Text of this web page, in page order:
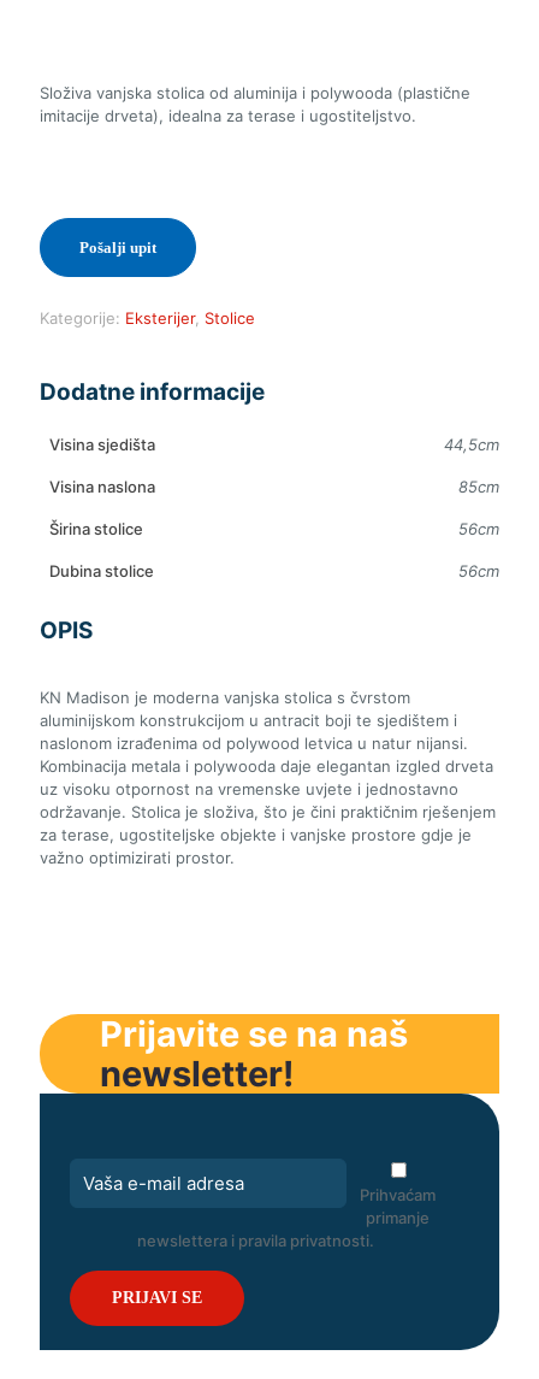
Složiva vanjska stolica od aluminija i polywooda (plastične
imitacije drveta), idealna za terase i ugostiteljstvo.
Pošalji upit
Kategorije: Eksterijer, Stolice
Dodatne informacije
Visina sjedišta 44,5cm
Visina naslona 85cm
Širina stolice 56cm
Dubina stolice 56cm
OPIS
KN Madison je moderna vanjska stolica s čvrstom
aluminijskom konstrukcijom u antracit boji te sjedištem i
naslonom izrađenima od polywood letvica u natur nijansi.
Kombinacija metala i polywooda daje elegantan izgled drveta
uz visoku otpornost na vremenske uvjete i jednostavno
održavanje. Stolica je složiva, što je čini praktičnim rješenjem
za terase, ugostiteljske objekte i vanjske prostore gdje je
važno optimizirati prostor.
Prijavite se na naš
newsletter!
Prihvaćam
primanje
newslettera i pravila privatnosti.